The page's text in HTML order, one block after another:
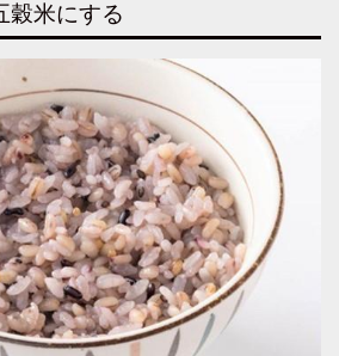
穀米にする